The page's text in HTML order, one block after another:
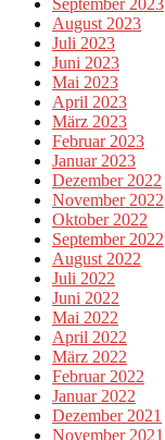
August 2023
Juli 2023
Juni 2023
Mai 2023
April 2023
März 2023
Februar 2023
Januar 2023
Dezember 2022
November 2022
Oktober 2022
September 2022
August 2022
Juli 2022
Juni 2022
Mai 2022
April 2022
März 2022
Februar 2022
Januar 2022
Dezember 2021
November 2021